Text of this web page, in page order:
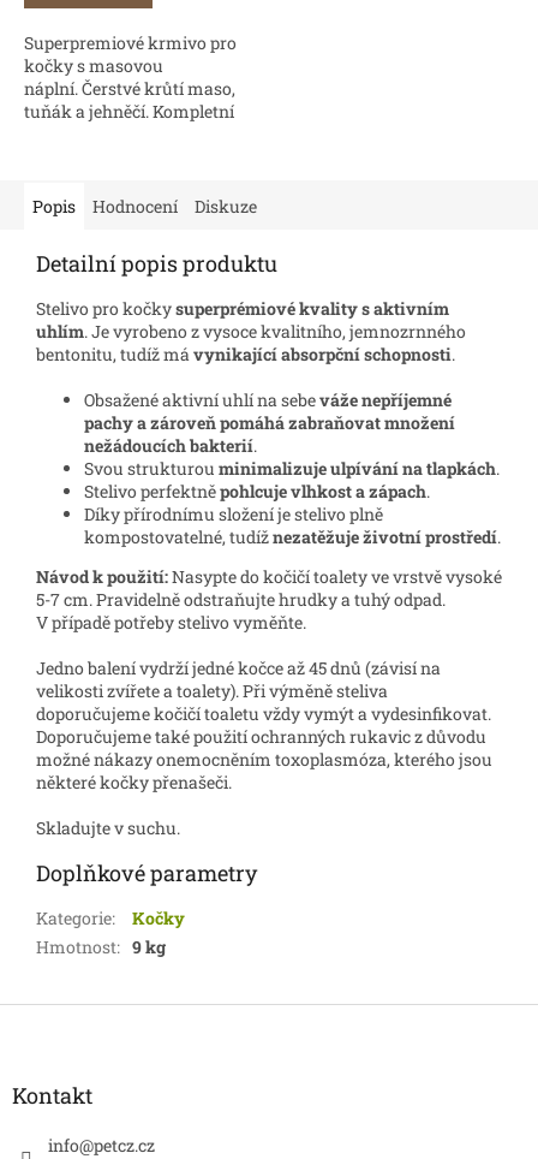
Superpremiové krmivo pro
kočky s masovou
náplní. Čerstvé krůtí maso,
tuňák a jehněčí. Kompletní
Popis
Hodnocení Diskuze
Detailní popis produktu
Stelivo pro kočkysuperprémiové kvality s aktivním
uhlím. Je vyrobeno z vysoce kvalitního, jemnozrnného
bentonitu, tudíž mávynikající absorpční schopnosti.
Obsažené aktivní uhlí na sebeváže nepříjemné
pachy a zároveň pomáhá zabraňovat množení
nežádoucích bakterií.
Svou strukturou minimalizuje ulpívání na tlapkách.
Stelivo perfektněpohlcuje vlhkost a zápach.
Díky přírodnímu složení je stelivo plně
kompostovatelné, tudížnezatěžuje životní prostředí.
Návod k použití:Nasypte do kočičí toalety ve vrstvě vysoké
5-7 cm. Pravidelně odstraňujte hrudky a tuhý odpad.
V případě potřeby stelivo vyměňte.
Jedno balení vydrží jedné kočce až 45 dnů (závisí na
velikosti zvířete a toalety). Při výměně steliva
doporučujeme kočičí toaletu vždy vymýt a vydesinfikovat.
Doporučujeme také použití ochranných rukavic z důvodu
možné nákazy onemocněním toxoplasmóza, kterého jsou
některé kočky přenašeči.
Skladujte v suchu.
Doplňkové parametry
Kategorie:
Kočky
Hmotnost: 9 kg
Kontakt
info@petcz.cz